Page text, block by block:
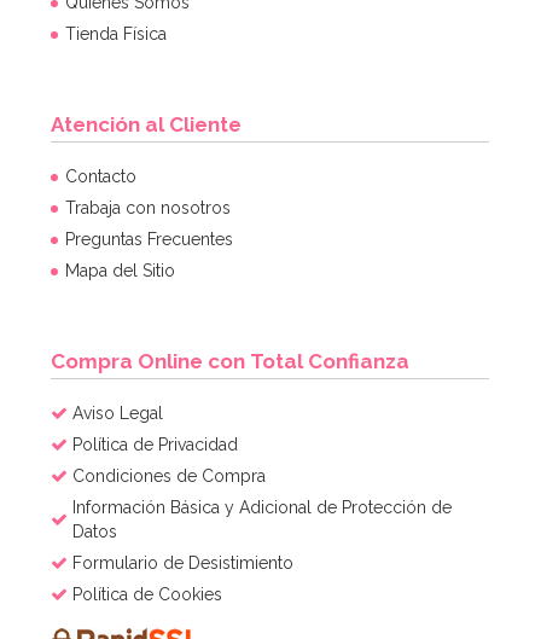
Molde Dora la Exploradora
AÑADIR
Tienda Física
Atención al Cliente
Contacto
Trabaja con nosotros
Preguntas Frecuentes
Mapa del Sitio
Compra Online con Total Confianza
Aviso Legal
Política de Privacidad
Condiciones de Compra
Información Básica y Adicional de Protección de
Datos
Formulario de Desistimiento
Política de Cookies